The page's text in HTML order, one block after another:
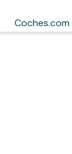
Coches.com